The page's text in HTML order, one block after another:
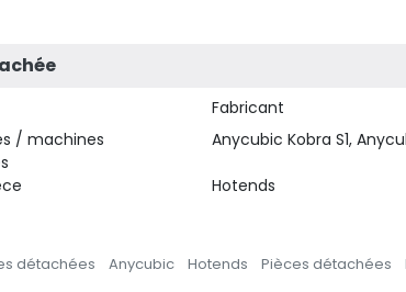
Fabricant
/ machines
Anycubic Kobra S1,
Hotends
détachées Anycubic Hotends Pièces détachées